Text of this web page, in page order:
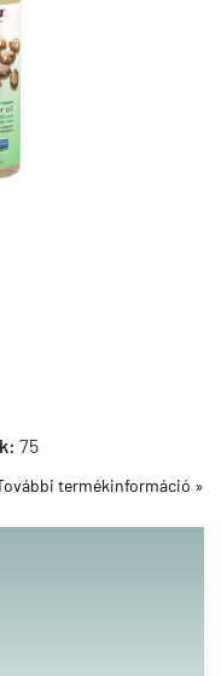
75
termékinformáció »